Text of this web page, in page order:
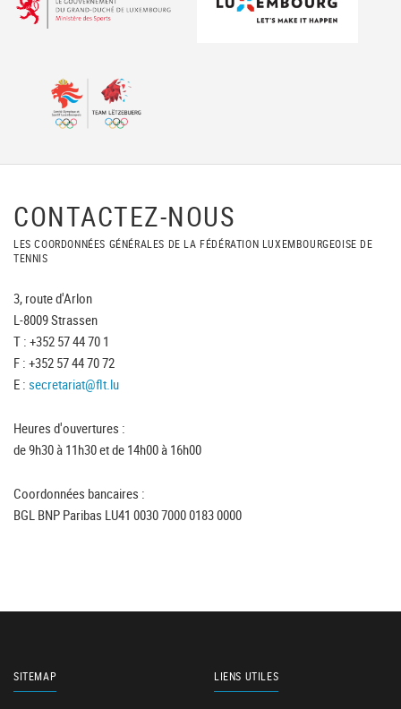
CONTACTEZ-NOUS
LES COORDONNÉES GÉNÉRALES DE LA FÉDÉRATION LUXEMBOURGEOISE DE
TENNIS
3, route d'Arlon
L-8009 Strassen
T : +352 57 44 70 1
F : +352 57 44 70 72
E : secretariat@flt.lu
Heures d'ouvertures :
de 9h30 à 11h30 et de 14h00 à 16h00
Coordonnées bancaires :
BGL BNP Paribas LU41 0030 7000 0183 0000
SITEMAP LIENS UTILES